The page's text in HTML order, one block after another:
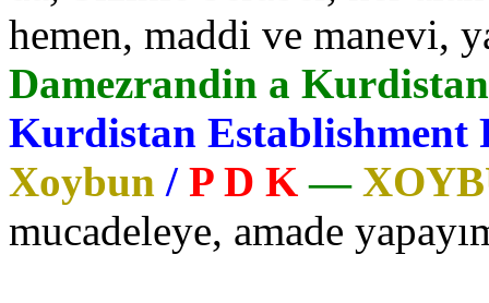
hemen, maddi ve manevi,
Damezrandin a
Kurdistan Establishment
Xoybun / P D K—
mucadeleye, amade